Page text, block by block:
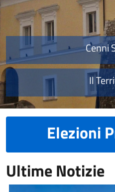
Cenni
Il
Elezioni
Ultime Notizie